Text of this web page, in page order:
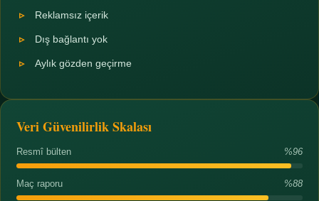
Reklamsız içerik
Dış bağlantı yok
Aylık gözden geçirme
Veri Güvenilirlik Skalası
Resmî bülten %96
Maç raporu %88